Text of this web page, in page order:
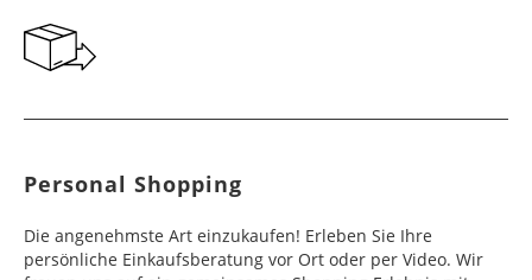
Personal Shopping
Die angenehmste Art einzukaufen! Erleben Sie Ihre
persönliche Einkaufsberatung vor Ort oder per Video. Wir